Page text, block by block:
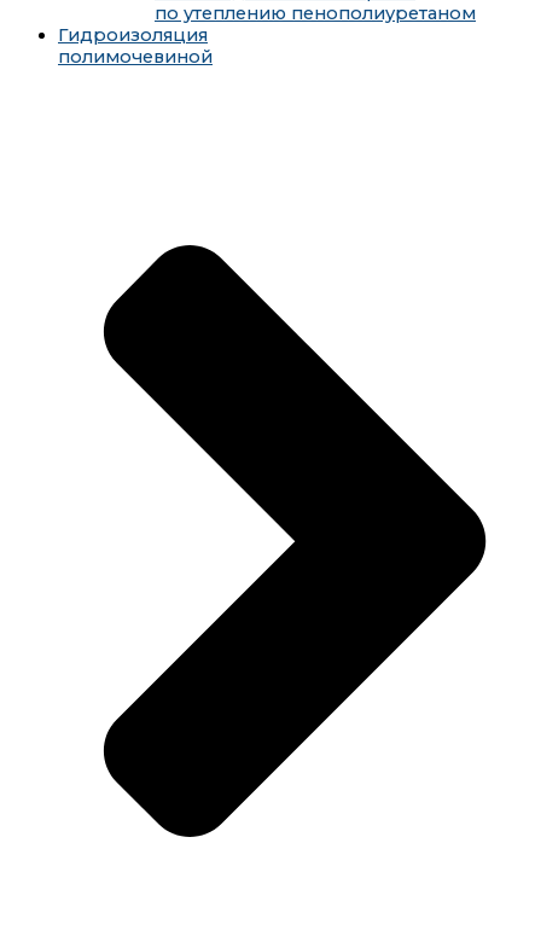
по утеплению пенополиуретаном
Гидроизоляция
полимочевиной